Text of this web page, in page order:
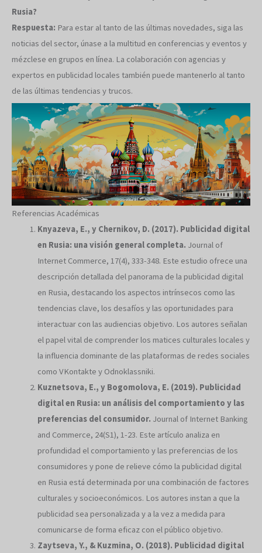
Rusia?
Respuesta: Para estar al tanto de las últimas novedades, siga las
noticias del sector, únase a la multitud en conferencias y eventos y
mézclese en grupos en línea. La colaboración con agencias y
expertos en publicidad locales también puede mantenerlo al tanto
de las últimas tendencias y trucos.
Referencias Académicas
Knyazeva, E., y Chernikov, D. (2017). Publicidad digital
en Rusia: una visión general completa. Journal of
Internet Commerce, 17(4), 333-348. Este estudio ofrece una
descripción detallada del panorama de la publicidad digital
en Rusia, destacando los aspectos intrínsecos como las
tendencias clave, los desafíos y las oportunidades para
interactuar con las audiencias objetivo. Los autores señalan
el papel vital de comprender los matices culturales locales y
la influencia dominante de las plataformas de redes sociales
como VKontakte y Odnoklassniki.
Kuznetsova, E., y Bogomolova, E. (2019). Publicidad
digital en Rusia: un análisis del comportamiento y las
preferencias del consumidor. Journal of Internet Banking
and Commerce, 24(S1), 1-23. Este artículo analiza en
profundidad el comportamiento y las preferencias de los
consumidores y pone de relieve cómo la publicidad digital
en Rusia está determinada por una combinación de factores
culturales y socioeconómicos. Los autores instan a que la
publicidad sea personalizada y a la vez a medida para
comunicarse de forma eficaz con el público objetivo.
Zaytseva, Y., & Kuzmina, O. (2018). Publicidad digital